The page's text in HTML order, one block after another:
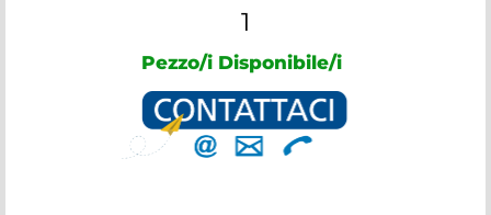
1
Pezzo/i Disponibile/i